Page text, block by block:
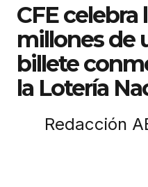
CFE celebra
millones de
billete
la Lotería
Redacción